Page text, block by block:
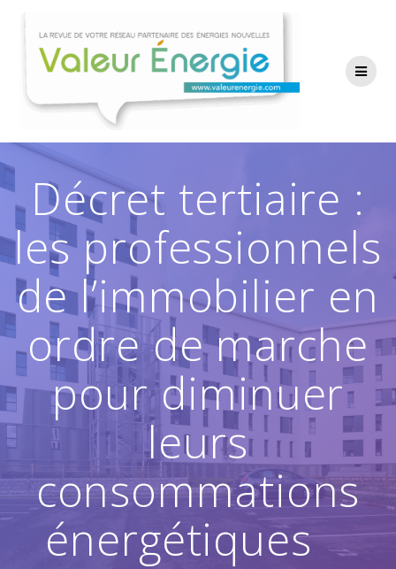
contenu
Décret tertiaire :
les professionnels
de l’immobilier en
ordre de marche
pour diminuer
leurs
consommations
énergétiques